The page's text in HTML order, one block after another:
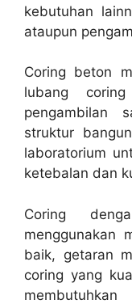
kebutuhan
ataupun
Coring beton
lubang
pengambilan
struktur
laboratorium
ketebalan dan
Coring
menggunakan
baik, getaran
coring yang